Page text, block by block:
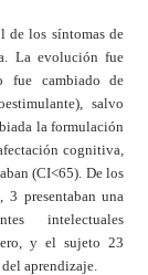
de los síntomas de
La evolución fue
fue cambiado de
salvo
la formulación
cognitiva,
(CI<65). De los
3 presentaban una
intelectuales
y el sujeto 23
aprendizaje.